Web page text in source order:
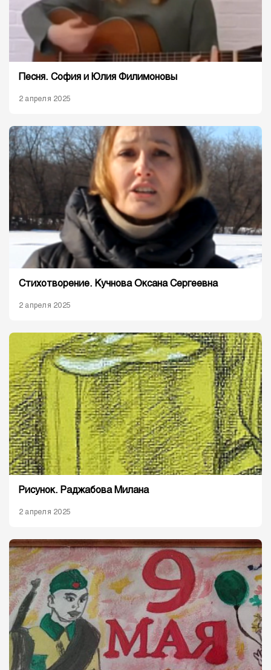
Песня. София и Юлия Филимоновы
2 апреля 2025
Стихотворение. Кучнова Оксана Сергеевна
2 апреля 2025
Рисунок. Раджабова Милана
2 апреля 2025